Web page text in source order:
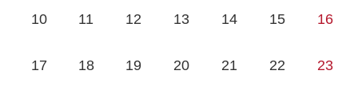
10 11 12 13 14 15 16
17 18 19 20 21 22 23